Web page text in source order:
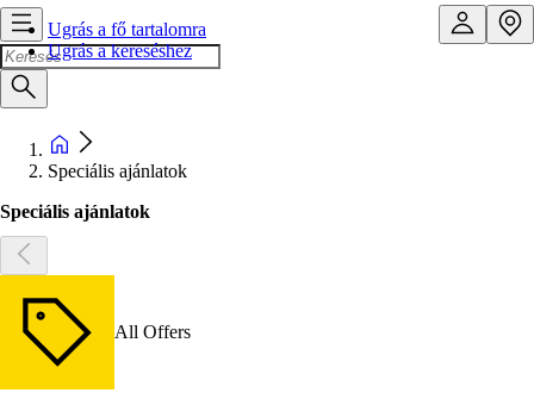
Ugrás a fő tartalomra
Ugrás a kereséshez
Speciális ajánlatok
Speciális ajánlatok
All Offers